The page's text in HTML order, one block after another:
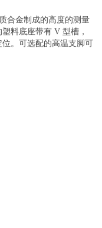
合金制成的高度的测量
料底座带有 V 型槽，
。可选配的高温支脚可